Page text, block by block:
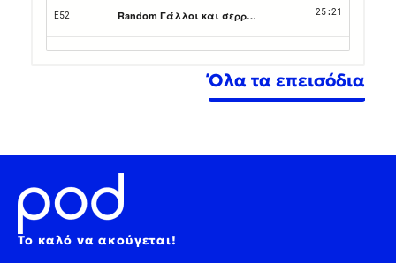
Όλα τα επεισόδια
Το καλό να ακούγεται!